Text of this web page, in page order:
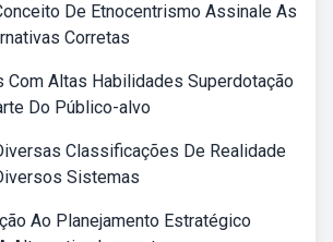
De Etnocentrismo Assinale As
Corretas
Com Altas Habilidades Superdotação
Do Público-alvo
Classificações De Realidade
Sistemas
Ao Planejamento Estratégico